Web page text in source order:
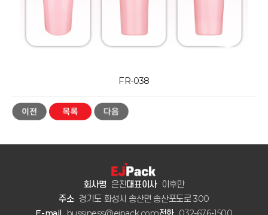
FR-038
회사명 은진대표이사 이후만
주소 경기도 화성시 송산면 송산포도로 300